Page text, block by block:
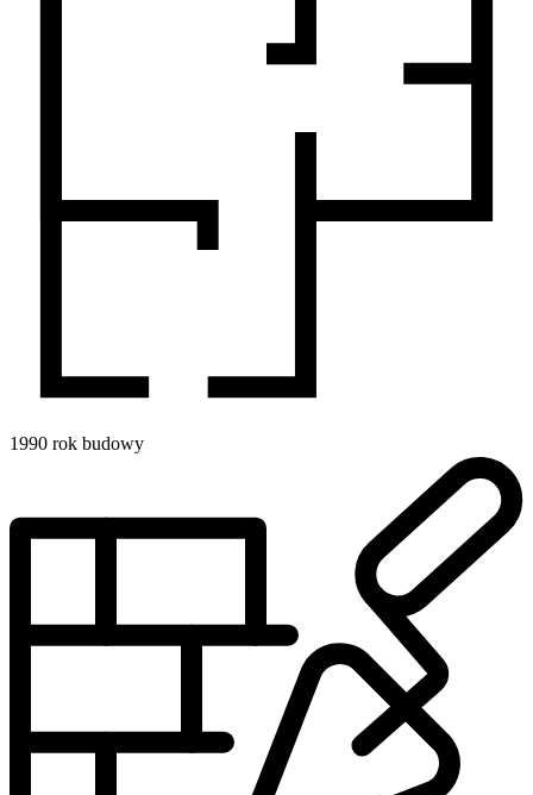
1990 rok budowy